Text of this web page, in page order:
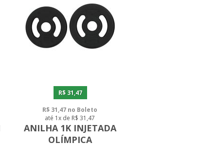
R$ 31,47
R$ 31,47 no Boleto
até 1x de R$ 31,47
ANILHA 1K INJETADA
OLÍMPICA